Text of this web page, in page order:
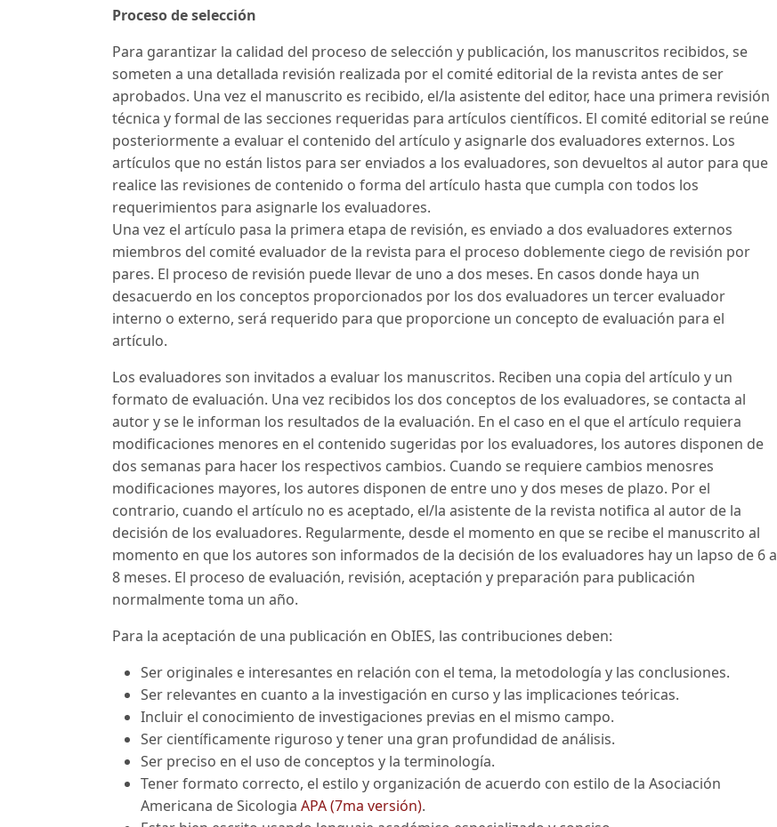
Proceso de selección
Para garantizar la calidad del proceso de selección y publicación, los manuscritos recibidos, se
someten a una detallada revisión realizada por el comité editorial de la revista antes de ser
aprobados. Una vez el manuscrito es recibido, el/la asistente del editor, hace una primera revisión
técnica y formal de las secciones requeridas para artículos científicos. El comité editorial se reúne
posteriormente a evaluar el contenido del artículo y asignarle dos evaluadores externos. Los
artículos que no están listos para ser enviados a los evaluadores, son devueltos al autor para que
realice las revisiones de contenido o forma del artículo hasta que cumpla con todos los
requerimientos para asignarle los evaluadores.
Una vez el artículo pasa la primera etapa de revisión, es enviado a dos evaluadores externos
miembros del comité evaluador de la revista para el proceso doblemente ciego de revisión por
pares. El proceso de revisión puede llevar de uno a dos meses. En casos donde haya un
desacuerdo en los conceptos proporcionados por los dos evaluadores un tercer evaluador
interno o externo, será requerido para que proporcione un concepto de evaluación para el
artículo.
Los evaluadores son invitados a evaluar los manuscritos. Reciben una copia del artículo y un
formato de evaluación. Una vez recibidos los dos conceptos de los evaluadores, se contacta al
autor y se le informan los resultados de la evaluación. En el caso en el que el artículo requiera
modificaciones menores en el contenido sugeridas por los evaluadores, los autores disponen de
dos semanas para hacer los respectivos cambios. Cuando se requiere cambios menosres
modificaciones mayores, los autores disponen de entre uno y dos meses de plazo. Por el
contrario, cuando el artículo no es aceptado, el/la asistente de la revista notifica al autor de la
decisión de los evaluadores. Regularmente, desde el momento en que se recibe el manuscrito al
momento en que los autores son informados de la decisión de los evaluadores hay un lapso de 6 a
8 meses. El proceso de evaluación, revisión, aceptación y preparación para publicación
normalmente toma un año.
Para la aceptación de una publicación en ObIES, las contribuciones deben:
Ser originales e interesantes en relación con el tema, la metodología y las conclusiones.
Ser relevantes en cuanto a la investigación en curso y las implicaciones teóricas.
Incluir el conocimiento de investigaciones previas en el mismo campo.
Ser científicamente riguroso y tener una gran profundidad de análisis.
Ser preciso en el uso de conceptos y la terminología.
Tener formato correcto, el estilo y organización de acuerdo con estilo de la Asociación
Americana de Sicologia APA (7ma versión).